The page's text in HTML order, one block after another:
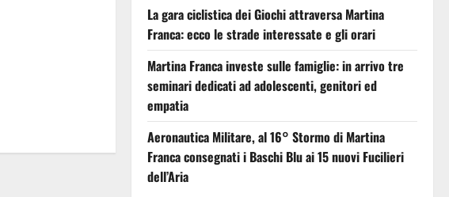
La gara ciclistica dei Giochi attraversa Martina
Franca: ecco le strade interessate e gli orari
Martina Franca investe sulle famiglie: in arrivo tre
seminari dedicati ad adolescenti, genitori ed
empatia
Aeronautica Militare, al 16° Stormo di Martina
Franca consegnati i Baschi Blu ai 15 nuovi Fucilieri
dell’Aria